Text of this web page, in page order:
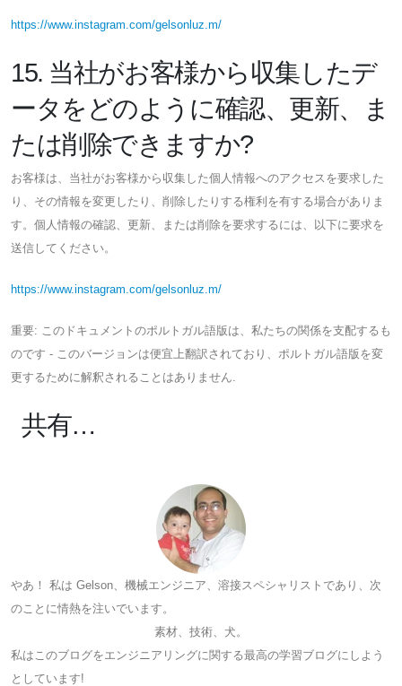
https://www.instagram.com/gelsonluz.m/
15. 当社がお客様から収集したデ
ータをどのように確認、更新、ま
たは削除できますか?
お客様は、当社がお客様から収集した個人情報へのアクセスを要求した
り、その情報を変更したり、削除したりする権利を有する場合がありま
す。個人情報の確認、更新、または削除を要求するには、以下に要求を
送信してください。
https://www.instagram.com/gelsonluz.m/
重要: このドキュメントのポルトガル語版は、私たちの関係を支配するも
のです - このバージョンは便宜上翻訳されており、ポルトガル語版を変
更するために解釈されることはありません.
共有…
やあ！ 私は Gelson、機械エンジニア、溶接スペシャリストであり、次
のことに情熱を注いでいます。
素材、技術、犬。
私はこのブログをエンジニアリングに関する最高の学習ブログにしよう
としています!